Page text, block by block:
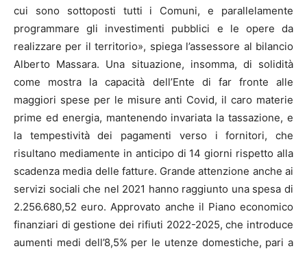
cui sono sottoposti tutti i Comuni, e parallelamente
programmare gli investimenti pubblici e le opere da
realizzare per il territorio», spiega l’assessore al bilancio
Alberto Massara. Una situazione, insomma, di solidità
come mostra la capacità dell’Ente di far fronte alle
maggiori spese per le misure anti Covid, il caro materie
prime ed energia, mantenendo invariata la tassazione, e
la tempestività dei pagamenti verso i fornitori, che
risultano mediamente in anticipo di 14 giorni rispetto alla
scadenza media delle fatture. Grande attenzione anche ai
servizi sociali che nel 2021 hanno raggiunto una spesa di
2.256.680,52 euro. Approvato anche il Piano economico
finanziari di gestione dei rifiuti 2022-2025, che introduce
aumenti medi dell’8,5% per le utenze domestiche, pari a